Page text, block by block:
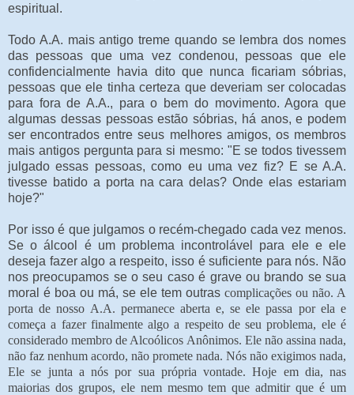
espiritual.
Todo A.A. mais antigo treme quando se lembra dos nomes
das pessoas que uma vez condenou, pessoas que ele
confidencialmente havia dito que nunca ficariam sóbrias,
pessoas que ele tinha certeza que deveriam ser colocadas
para fora de A.A., para o bem do movimento. Agora que
algumas dessas pessoas estão sóbrias, há anos, e podem
ser encontrados entre seus melhores amigos, os membros
mais antigos pergunta para si mesmo: "E se todos tivessem
julgado essas pessoas, como eu uma vez fiz? E se A.A.
tivesse batido a porta na cara delas? Onde elas estariam
hoje?"
Por isso é que julgamos o recém-chegado cada vez menos.
Se o álcool é um problema incontrolável para ele e ele
deseja fazer algo a respeito, isso é suficiente para nós. Não
nos preocupamos se o seu caso é grave ou brando se sua
moral é boa ou má, se ele tem outras complicações ou não. A
porta de nosso A.A. permanece aberta e, se ele passa por ela e
começa a fazer finalmente algo a respeito de seu problema, ele é
considerado membro de Alcoólicos Anônimos. Ele não assina nada,
não faz nenhum acordo, não promete nada. Nós não exigimos nada,
Ele se junta a nós por sua própria vontade. Hoje em dia, nas
maiorias dos grupos, ele nem mesmo tem que admitir que é um